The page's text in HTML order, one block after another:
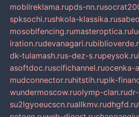
mobilreklama.rupds-nn.ru
spksochi.rushkola-klassika.ru
mosoblfencing.rumasteroptica.ru
iration.rudevanagari.ru
dk-tulamash.rus-dez-s.rupeysok.ru
asoftdoc.ruscifichannel.ruocenka-
mudconnector.ruhitstih.rupik-
wundermoscow.ruolymp-clan.ru
su2lgyoeucscn.ruallkmv.rudhgfd.ru